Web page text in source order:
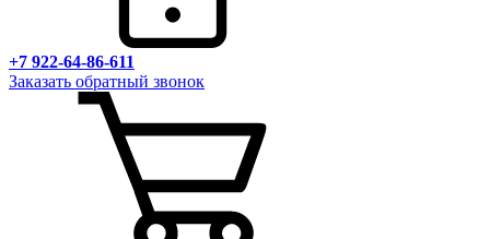
+7 922-64-86-611
Заказать обратный звонок